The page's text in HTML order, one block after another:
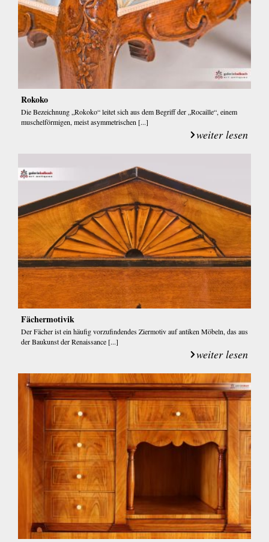
Rokoko
Die Bezeichnung „Rokoko“ leitet sich aus dem Begriff der „Rocaille“, einem
muschelförmigen, meist asymmetrischen [...]
weiter lesen
Fächermotivik
Der Fächer ist ein häufig vorzufindendes Ziermotiv auf antiken Möbeln, das aus
der Baukunst der Renaissance [...]
weiter lesen